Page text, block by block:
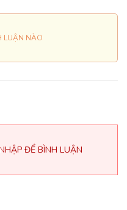
LUẬN NÀO
ĐỂ BÌNH LUẬN